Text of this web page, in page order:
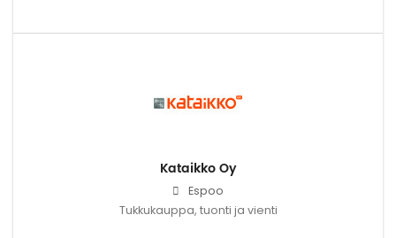
Kataikko Oy
Espoo
Tukkukauppa, tuonti ja vienti